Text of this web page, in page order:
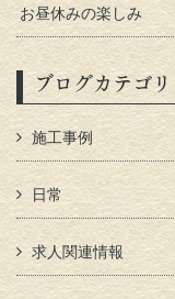
お昼休みの楽しみ
ブログカテゴリ
施工事例
日常
求人関連情報